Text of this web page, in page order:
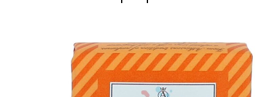
e
cristalli